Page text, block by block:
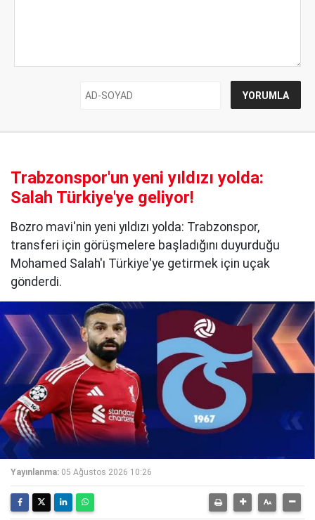
Trabzonspor'un yeni yıldızı yolda:
Salah Türkiye'ye geliyor!
Bozro mavi'nin yeni yıldızı yolda: Trabzonspor,
transferi için görüşmelere başladığını duyurduğu
Mohamed Salah'ı Türkiye'ye getirmek için uçak
gönderdi.
Yayınlanma: 05 Ağustos 2026 10:26